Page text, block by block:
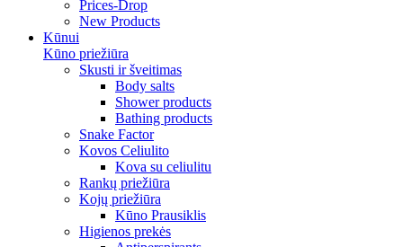
Prices-Drop
New Products
Kūnui
Kūno priežiūra
Skusti ir šveitimas
Body salts
Shower products
Bathing products
Snake Factor
Kovos Celiulito
Kova su celiulitu
Rankų priežiūra
Kojų priežiūra
Kūno Prausiklis
Higienos prekės